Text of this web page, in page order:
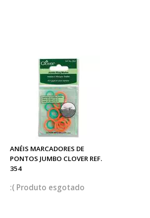
ANÉIS MARCADORES DE
PONTOS JUMBO CLOVER REF.
354
esgotado